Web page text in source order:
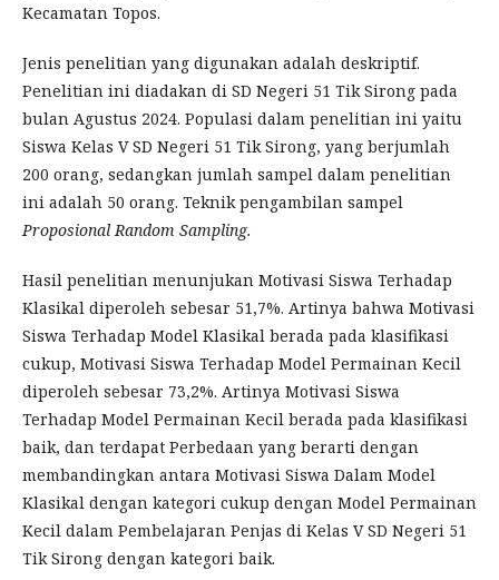
Kecamatan Topos.
Jenis penelitian yang digunakan adalah deskriptif.
Penelitian ini diadakan di SD Negeri 51 Tik Sirong pada
bulan Agustus 2024. Populasi dalam penelitian ini yaitu
Siswa Kelas V SD Negeri 51 Tik Sirong, yang berjumlah
200 orang, sedangkan jumlah sampel dalam penelitian
ini adalah 50 orang. Teknik pengambilan sampel
Proposional Random Sampling.
Hasil penelitian menunjukan Motivasi Siswa Terhadap
Klasikal diperoleh sebesar 51,7%. Artinya bahwa Motivasi
Siswa Terhadap Model Klasikal berada pada klasifikasi
cukup, Motivasi Siswa Terhadap Model Permainan Kecil
diperoleh sebesar 73,2%. Artinya Motivasi Siswa
Terhadap Model Permainan Kecil berada pada klasifikasi
baik, dan terdapat Perbedaan yang berarti dengan
membandingkan antara Motivasi Siswa Dalam Model
Klasikal dengan kategori cukup dengan Model Permainan
Kecil dalam Pembelajaran Penjas di Kelas V SD Negeri 51
Tik Sirong dengan kategori baik.